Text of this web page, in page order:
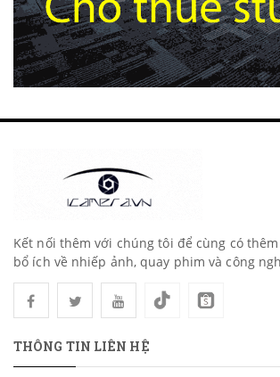
Kết nối thêm với chúng tôi để cùng có
bổ ích về nhiếp ảnh, quay phim và công
THÔNG TIN LIÊN HỆ